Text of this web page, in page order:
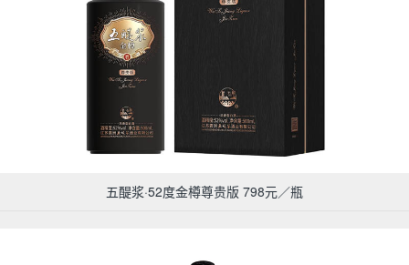
五醍浆·52度金樽尊贵版 798元／瓶